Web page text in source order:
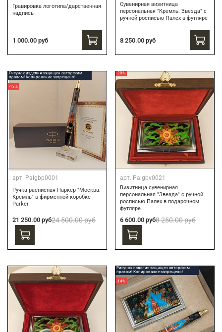
Гравировка логотипа/дарственная
надпись
1 000.00 руб
Сувенирная визитница
персональная "Кремль. Звезда" с
ручной росписью Палех в футляре
8 250.00 руб
Рисунок изделия защищен авторским
правом! Копирование запрещено!
-13%
арт. Palgbp0001
Ручка расписная Паркер "Москва.
Кремль" в фирменной коробке
Parker
21 250.00 руб24 500.00 руб
-20%
арт. Palgbv0021
Визитница сувенирная
персональная "Звезда" с ручной
росписью Палех в подарочном
футляре
6 600.00 руб8 250.00 руб
Рисунок изделия защищен авторским
правом! Копирование запрещено!
-14%